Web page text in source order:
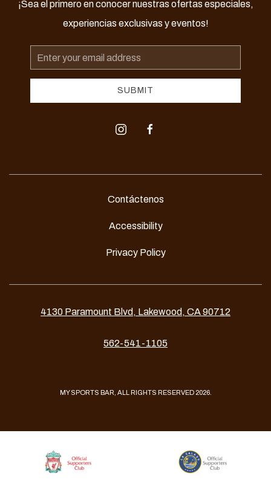
¡Sea el primero en conocer nuestras ofertas especiales,
experiencias exclusivas y eventos!
Email
Address
SUBMIT
instagramfacebook
Contáctenos
Accessibility
Privacy Policy
4130 Paramount Blvd, Lakewood, CA 90712
562-541-1105
MY SPORTS BAR, ALL RIGHTS RESERVED 2026.